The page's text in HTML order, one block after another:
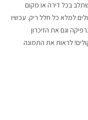
בכל דירה או מקום
שיכולים למלא כל חלל ריק. עכשיו
וגם את הזיכרון
עם מיקרופון ומערכת סאונד 6 רמקולים! לראות את התמונה